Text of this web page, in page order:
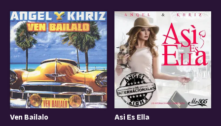
Ven Bailalo Asi Es Ella